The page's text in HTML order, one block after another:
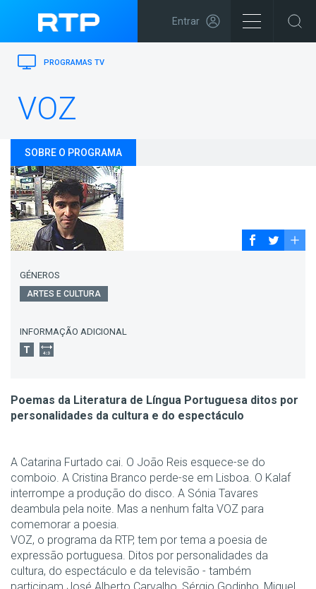
Entrar
PROGRAMAS TV
VOZ
SOBRE O PROGRAMA
GÉNEROS
ARTES E CULTURA
INFORMAÇÃO ADICIONAL
Poemas da Literatura de Língua Portuguesa ditos por
personalidades da cultura e do espectáculo
A Catarina Furtado cai. O João Reis esquece-se do
comboio. A Cristina Branco perde-se em Lisboa. O Kalaf
interrompe a produção do disco. A Sónia Tavares
deambula pela noite. Mas a nenhum falta VOZ para
comemorar a poesia.
VOZ, o programa da RTP, tem por tema a poesia de
expressão portuguesa. Ditos por personalidades da
cultura, do espectáculo e da televisão - também